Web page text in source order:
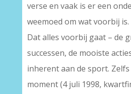
verse en vaak is er een
weemoed om wat voorbij is.
Dat alles voorbij gaat – de
successen, de mooiste
inherent aan de sport.
moment (4 juli 1998,